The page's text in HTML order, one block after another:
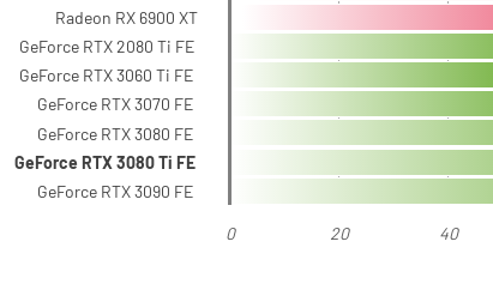
0 20 40
Radeon RX 6900 XT
GeForce RTX 2080 Ti FE
GeForce RTX 3060 Ti FE
GeForce RTX 3070 FE
GeForce RTX 3080 FE
GeForce RTX 3080 Ti FE
GeForce RTX 3090 FE